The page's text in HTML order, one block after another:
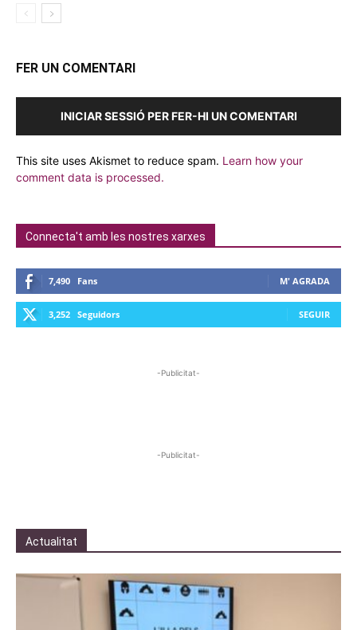
FER UN COMENTARI
INICIAR SESSIÓ PER FER-HI UN COMENTARI
This site uses Akismet to reduce spam. Learn how your
comment data is processed.
Connecta't amb les nostres xarxes
7,490 Fans M' AGRADA
3,252 Seguidors SEGUIR
-Publicitat-
-Publicitat-
Actualitat